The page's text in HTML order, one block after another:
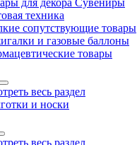
для декора Сувениры
техника
сопутствующие товары
и газовые баллоны
товары
весь раздел
и носки
весь раздел